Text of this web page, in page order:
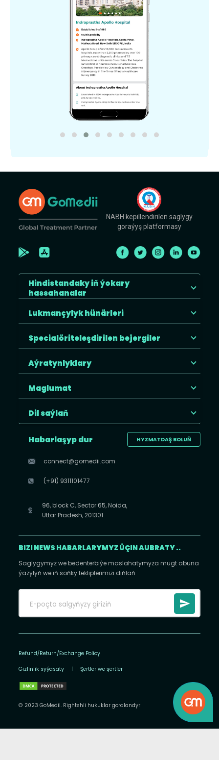
NABH kepillendirilen saglygy
goraýyş platformasy
Hindistandaky iň ýokary
hassahanalar
Lukmançylyk hünärleri
Specialöriteleşdirilen bejergiler
Aýratynlyklary
Maglumat
Dil saýlaň
HYZMATDAŞ BOLUŇ
Habarlaşyp dur
connect@gomedii.com
(+91) 9311101477
96, block C, Sector 65, Noida,
Uttar Pradesh, 201301
BIZI NEWS HABARLARYMYZ ÜÇIN AUBRATY ..
Saglygymyz we bedenterbiýe maslahatymyza mugt abuna
ýazylyň we iň soňky tekliplerimizi diňläň
Refund/Return/Exchange Policy
Gizlinlik syýasaty | Şertler we şertler
© 2023 GoMedii. Rightshli hukuklar goralandyr